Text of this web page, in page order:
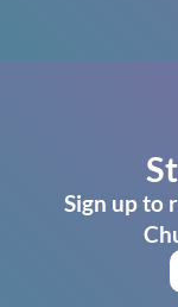
Sign up to